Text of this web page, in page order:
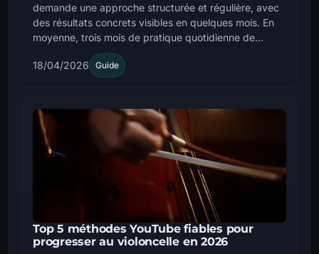
demande une approche structurée et régulière, avec
des résultats concrets visibles en quelques mois. En
moyenne, trois mois de pratique quotidienne de...
18/04/2026 Guide
Top 5 méthodes YouTube fiables pour
progresser au violoncelle en 2026